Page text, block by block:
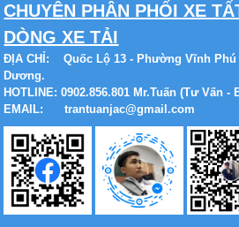
Xe tải Foton
CHUYÊN PHÂN PHỐI XE
DÒNG XE TẢI
ĐỊA CHỈ:
Quốc Lộ 13 - Phường Vĩnh
Dương.
HOTLINE: 0902.856.801 Mr.Tuấn (Tư Vấn -
EMAIL: trantuanjac@gmail.com